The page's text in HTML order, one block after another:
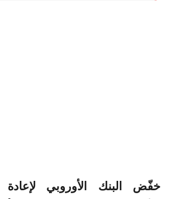
خفّض البنك الأوروبي لإعادة